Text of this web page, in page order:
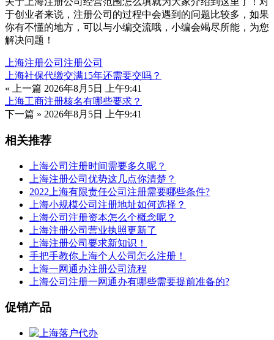
于创业者来说，注册公司的过程中会遇到的问题比较多，如果
你有不懂的地方，可以与小编交流哦，小编会竭尽所能，为您
解决问题！
上海注册公司 注册公司
上海社保代缴交满15年还需要交吗？
« 上一篇 2026年8月5日 上午9:41
上海工商注册核名有哪些要求？
下一篇 » 2026年8月5日 上午9:41
相关推荐
上海公司注册时间需要多久呢？
上海注册公司优势这几点你清楚？
2022上海有限责任公司注册需要哪些条件?
上海小规模公司注册地址如何选择？
上海公司注册资本怎么个概念呢？
上海注册公司营业执照更新了
上海注册公司要求新知识！
手把手教你上海个人公司怎么注册！
上海一网通办注册公司流程
上海公司注册一网通办有哪些需要提前准备的?
促销产品